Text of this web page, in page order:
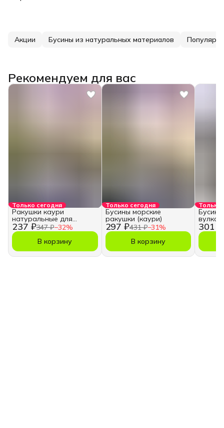
Акции Бусины из натуральных материалов
Рекомендуем для вас
Только сегодня
237 ₽347 ₽−32%
Ракушки каури
натуральные для
творчества и рукоделия
В корзину
Только сегодня
297 ₽431 ₽−31%
Бусины морские
ракушки (каури)
В корзину
Только
301 ₽